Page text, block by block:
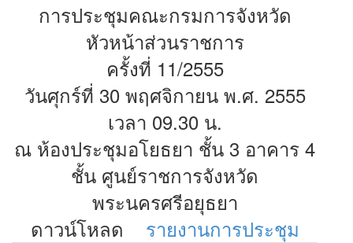
การประชุมคณะกรมการจังหวัด
หัวหน้าส่วนราชการ
ครั้งที่ 11/2555
วันศุกร์ที่ 30 พฤศจิกายน พ.ศ. 2555
เวลา 09.30 น.
ณ ห้องประชุมอโยธยา ชั้น 3 อาคาร 4
ชั้น ศูนย์ราชการจังหวัด
พระนครศรีอยุธยา
ดาวน์โหลด
รายงานการประชุม